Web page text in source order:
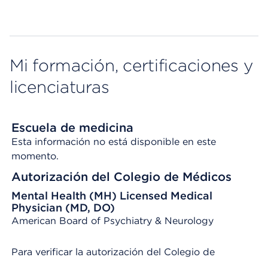
Mi formación, certificaciones y
licenciaturas
Escuela de medicina
Esta información no está disponible en este
momento.
Autorización del Colegio de Médicos
Mental Health (MH) Licensed Medical
Physician (MD, DO)
American Board of Psychiatry & Neurology
Para verificar la autorización del Colegio de